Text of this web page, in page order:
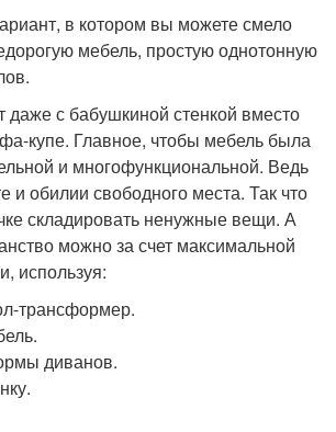
в котором вы можете смело
мебель, простую однотонную
даже с бабушкиной стенкой вместо
купе. Главное, чтобы мебель была
и многофункциональной. Ведь
и обилии свободного места. Так что
складировать ненужные вещи. А
можно за счет максимальной
используя:
трансформер.
диванов.